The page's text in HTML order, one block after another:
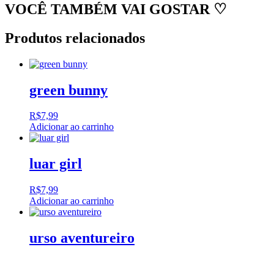
VOCÊ TAMBÉM VAI GOSTAR ♡
Produtos relacionados
green bunny
R$7,99
Adicionar ao carrinho
luar girl
R$7,99
Adicionar ao carrinho
urso aventureiro